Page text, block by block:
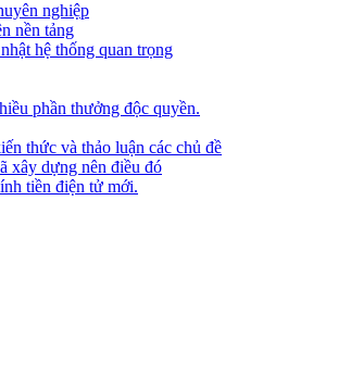
nghiệp
nền tảng
hệ thống quan trọng
phần thưởng độc quyền.
thức và thảo luận các chủ đề
xây dựng nên điều đó
tiền điện tử mới.